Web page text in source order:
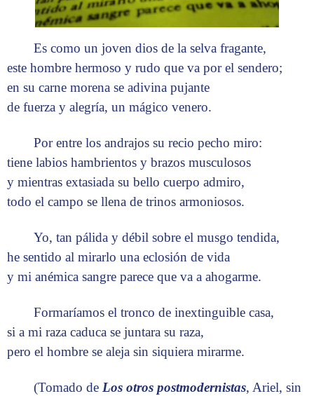
Es como un joven dios de la selva fragante,
este hombre hermoso y rudo que va por el sendero;
en su carne morena se adivina pujante
de fuerza y alegría, un mágico venero.
Por entre los andrajos su recio pecho miro:
tiene labios hambrientos y brazos musculosos
y mientras extasiada su bello cuerpo admiro,
todo el campo se llena de trinos armoniosos.
Yo, tan pálida y débil sobre el musgo tendida,
he sentido al mirarlo una eclosión de vida
y mi anémica sangre parece que va a ahogarme.
Formaríamos el tronco de inextinguible casa,
si a mi raza caduca se juntara su raza,
pero el hombre se aleja sin siquiera mirarme.
(Tomado deLos otros postmodernistas, Ariel, sin